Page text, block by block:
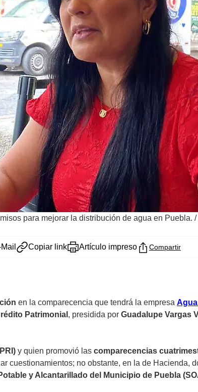
para mejorar la distribución de agua en Puebla. /
Copiar link Artículo impreso Compartir
en la comparecencia que tendrá la empresa
Patrimonial , presidida por Guadalupe Vargas
y quien promovió las comparecencias
cuestionamientos; no obstante, en la de Hacienda,
y Alcantarillado del Municipio de Puebla